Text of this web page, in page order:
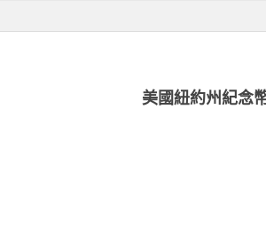
美國紐約州紀念